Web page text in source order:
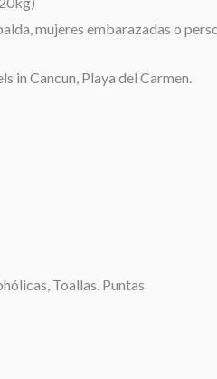
mujeres embarazadas o
in Cancun, Playa del Carmen.
Toallas. Puntas